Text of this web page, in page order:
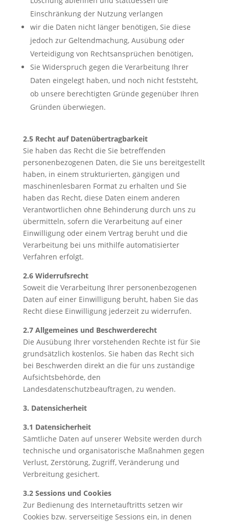
Einschränkung der Nutzung verlangen
wir die Daten nicht länger benötigen, Sie diese
jedoch zur Geltendmachung, Ausübung oder
Verteidigung von Rechtsansprüchen benötigen,
Sie Widerspruch gegen die Verarbeitung Ihrer
Daten eingelegt haben, und noch nicht feststeht,
ob unsere berechtigten Gründe gegenüber Ihren
Gründen überwiegen.
2.5 Recht auf Datenübertragbarkeit
Sie haben das Recht die Sie betreffenden
personenbezogenen Daten, die Sie uns bereitgestellt
haben, in einem strukturierten, gängigen und
maschinenlesbaren Format zu erhalten und Sie
haben das Recht, diese Daten einem anderen
Verantwortlichen ohne Behinderung durch uns zu
übermitteln, sofern die Verarbeitung auf einer
Einwilligung oder einem Vertrag beruht und die
Verarbeitung bei uns mithilfe automatisierter
Verfahren erfolgt.
2.6 Widerrufsrecht
Soweit die Verarbeitung Ihrer personenbezogenen
Daten auf einer Einwilligung beruht, haben Sie das
Recht diese Einwilligung jederzeit zu widerrufen.
2.7 Allgemeines und Beschwerderecht
Die Ausübung Ihrer vorstehenden Rechte ist für Sie
grundsätzlich kostenlos. Sie haben das Recht sich
bei Beschwerden direkt an die für uns zuständige
Aufsichtsbehörde, den
Landesdatenschutzbeauftragen, zu wenden.
3. Datensicherheit
3.1 Datensicherheit
Sämtliche Daten auf unserer Website werden durch
technische und organisatorische Maßnahmen gegen
Verlust, Zerstörung, Zugriff, Veränderung und
Verbreitung gesichert.
3.2 Sessions und Cookies
Zur Bedienung des Internetauftritts setzen wir
Cookies bzw. serverseitige Sessions ein, in denen